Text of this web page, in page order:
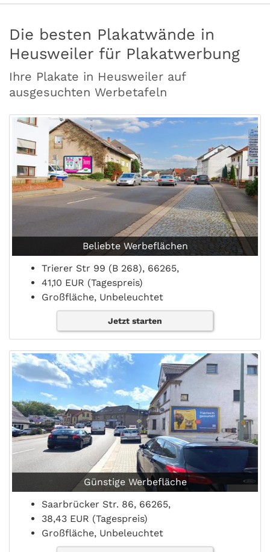
Die besten Plakatwände in
Heusweiler für Plakatwerbung
Ihre Plakate in Heusweiler auf
ausgesuchten Werbetafeln
Beliebte Werbeflächen
Trierer Str 99 (B 268), 66265,
41,10 EUR (Tagespreis)
Großfläche, Unbeleuchtet
Jetzt starten
Günstige Werbefläche
Saarbrücker Str. 86, 66265,
38,43 EUR (Tagespreis)
Großfläche, Unbeleuchtet